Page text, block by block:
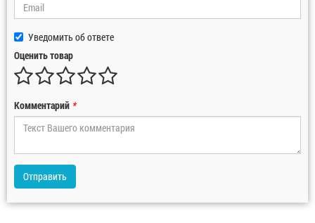
Уведомить об ответе
Оценить товар
Комментарий *
Отправить